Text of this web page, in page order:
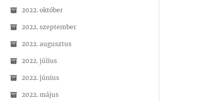
2022. október
2022. szeptember
2022. augusztus
2022. július
2022. június
2022. május